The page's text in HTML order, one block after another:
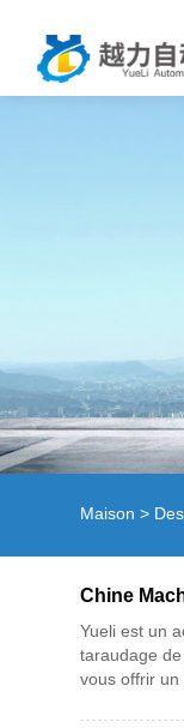
Maison >
Chine
Yueli est un
taraudage
vous offrir un